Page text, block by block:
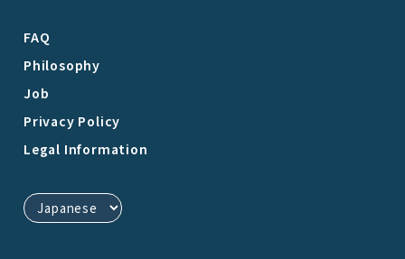
FAQ
Philosophy
Job
Privacy Policy
Legal Information